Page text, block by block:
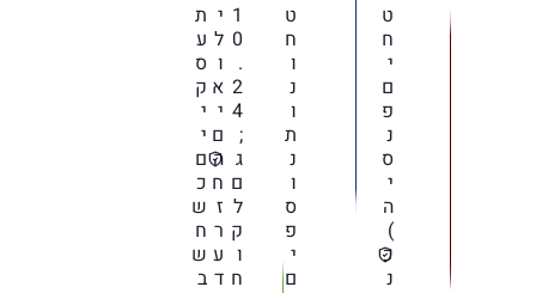
ט
ח
י
ם
פ
נ
ס
י
ה
)
כ
נ
ט
ח
ו
נ
ו
ת
נ
ו
ס
פ
י
ם
1
0
.
2
4
;
ג
ם
ל
ק
ו
ח
י
ל
ו
א
י
ם
ה
ח
ז
ר
ע
ד
ת
ע
ס
ק
י
י
ם
כ
ש
ח
ש
ב